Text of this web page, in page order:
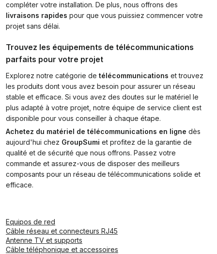
compléter votre installation. De plus, nous offrons des
livraisons rapides pour que vous puissiez commencer votre
projet sans délai.
Trouvez les équipements de télécommunications
parfaits pour votre projet
Explorez notre catégorie de télécommunications et trouvez
les produits dont vous avez besoin pour assurer un réseau
stable et efficace. Si vous avez des doutes sur le matériel le
plus adapté à votre projet, notre équipe de service client est
disponible pour vous conseiller à chaque étape.
Achetez du matériel de télécommunications en ligne dès
aujourd'hui chez GroupSumi et profitez de la garantie de
qualité et de sécurité que nous offrons. Passez votre
commande et assurez-vous de disposer des meilleurs
composants pour un réseau de télécommunications solide et
efficace.
Equipos de red
Câble réseau et connecteurs RJ45
Antenne TV et supports
Câble téléphonique et accessoires